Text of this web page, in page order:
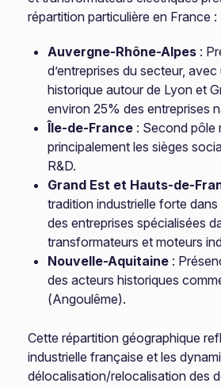
répartition particulière en France :
Auvergne-Rhône-Alpes :
d’entreprises du secteur,
historique autour de Lyon et
environ 25% des entreprises
Île-de-France : Second pôle
principalement les sièges
R&D.
Grand Est et Hauts-de-
tradition industrielle forte
des entreprises spécialisées
transformateurs et moteurs
Nouvelle-Aquitaine :
des acteurs historiques
(Angoulême).
Cette répartition géographique
industrielle française et les
délocalisation/relocalisation des